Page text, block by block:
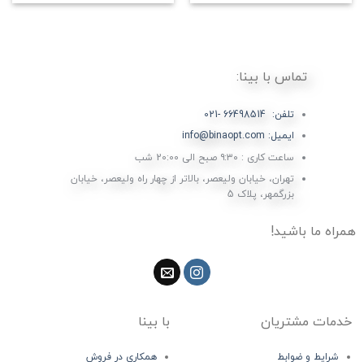
تماس با بینا:
تلفن: 66498514 -021
ایمیل: info@binaopt.com
ساعت کاری : ۹:۳۰ صبح الی 20:00 شب
تهران، خیابان ولیعصر، بالاتر از چهار راه ولیعصر، خیابان
بزرگمهر، پلاک 5
همراه ما باشید!
خدمات مشتریان
شرایط و ضوابط
با بینا
همکاری در فروش